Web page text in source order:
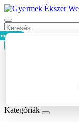
- 0Ft
Kategóriák